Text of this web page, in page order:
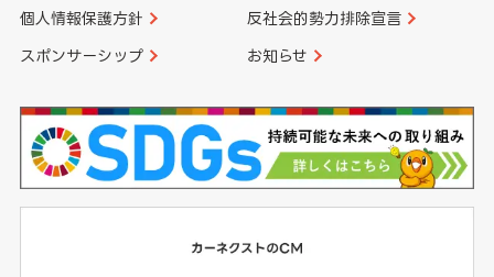
個人情報保護方針 反社会的勢力排除宣言
スポンサーシップ お知らせ